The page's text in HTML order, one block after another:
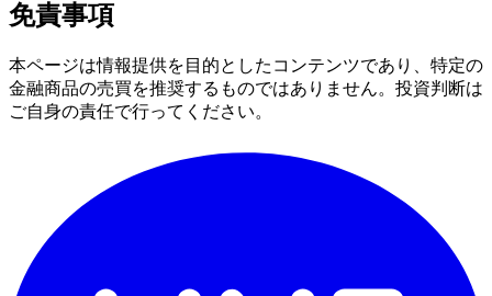
免責事項
本ページは情報提供を目的としたコンテンツであり、特定の
金融商品の売買を推奨するものではありません。投資判断は
ご自身の責任で行ってください。